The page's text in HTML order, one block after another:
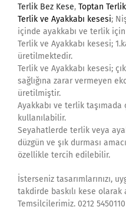
Terlik Bez Kese, Toptan
Terlik ve Ayakkabı kesesi;
içinde ayakkabı ve terlik
Terlik ve Ayakkabı kesesi;
üretilmektedir.
Terlik ve Ayakkabı kesesi;
sağlığına zarar vermeyen
üretilmiştir.
Ayakkabı ve terlik
kullanılabilir.
Seyahatlerde terlik veya
düzgün ve şık durması
özellikle tercih edilebilir.
İsterseniz tasarımlarınızı,
takdirde baskılı kese
Temsilcilerimiz. 0212